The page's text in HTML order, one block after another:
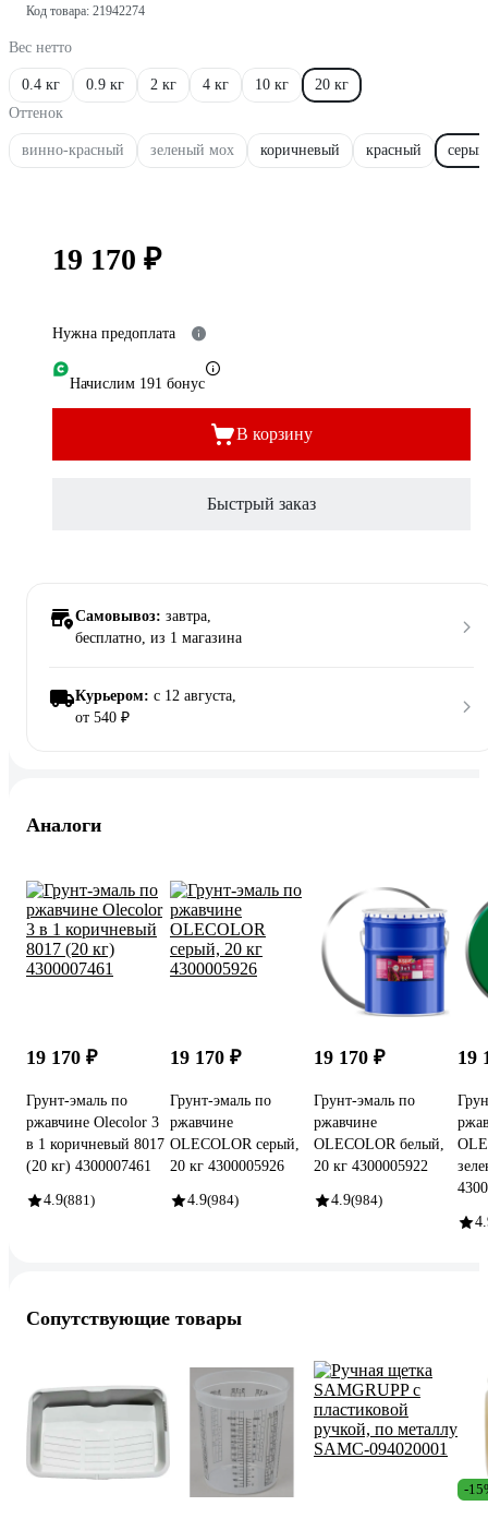
Код товара: 21942274
Вес нетто
0.4 кг 0.9 кг 2 кг 4 кг 10 кг
20 кг
Оттенок
винно-красный зеленый мох коричневый красный серый
19 170 ₽
Нужна предоплата
Начислим 191 бонус
В корзину
Быстрый заказ
Самовывоз: завтра,
бесплатно, из 1 магазина
Курьером: c 12 августа,
от 540 ₽
Аналоги
19 170 ₽
Грунт-эмаль по
ржавчине Olecolor 3
в 1 коричневый 8017
(20 кг) 4300007461
4.9(881)
19 170 ₽
Грунт-эмаль по
ржавчине
OLECOLOR серый,
20 кг 4300005926
4.9(984)
19 170 ₽
Грунт-эмаль по
ржавчине
OLECOLOR белый,
20 кг 4300005922
4.9(984)
19
Сопутствующие товары
-